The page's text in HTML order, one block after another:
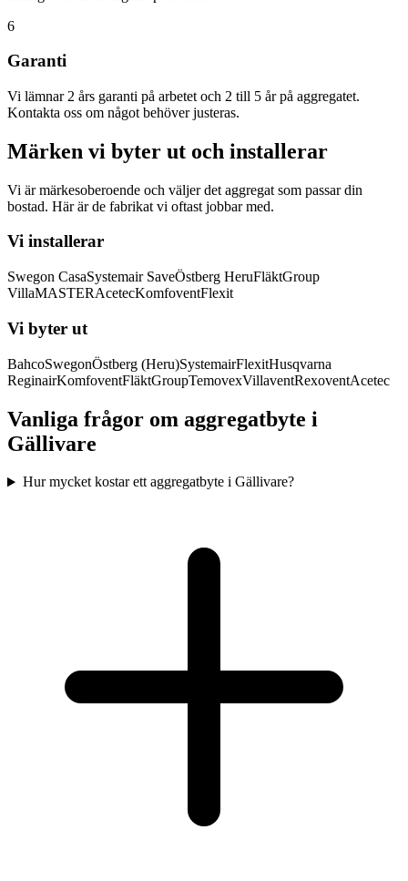
6
Garanti
Vi lämnar 2 års garanti på arbetet och 2 till 5 år på aggregatet.
Kontakta oss om något behöver justeras.
Märken vi byter ut och installerar
Vi är märkesoberoende och väljer det aggregat som passar din
bostad. Här är de fabrikat vi oftast jobbar med.
Vi installerar
Swegon CasaSystemair SaveÖstberg HeruFläktGroup
VillaMASTERAcetecKomfoventFlexit
Vi byter ut
BahcoSwegonÖstberg (Heru)SystemairFlexitHusqvarna
ReginairKomfoventFläktGroupTemovexVillaventRexoventAcetec
Vanliga frågor om aggregatbyte i
Gällivare
Hur mycket kostar ett aggregatbyte i Gällivare?